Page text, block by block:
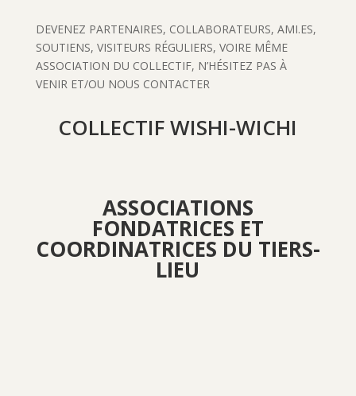
DEVENEZ PARTENAIRES, COLLABORATEURS, AMI.ES,
SOUTIENS, VISITEURS RÉGULIERS, VOIRE MÊME
ASSOCIATION DU COLLECTIF, N’HÉSITEZ PAS À
VENIR ET/OU NOUS CONTACTER
COLLECTIF WISHI-WICHI
ASSOCIATIONS
FONDATRICES ET
COORDINATRICES DU TIERS-
LIEU